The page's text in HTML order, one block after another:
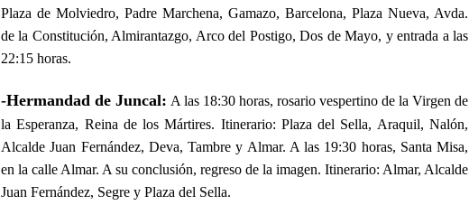
Plaza de Molviedro, Padre Marchena, Gamazo, Barcelona, Plaza Nueva, Avda.
de la Constitución, Almirantazgo, Arco del Postigo, Dos de Mayo, y entrada a las
22:15 horas.
-Hermandad de Juncal: A las 18:30 horas, rosario vespertino de la Virgen de
la Esperanza, Reina de los Mártires. Itinerario: Plaza del Sella, Araquil, Nalón,
Alcalde Juan Fernández, Deva, Tambre y Almar. A las 19:30 horas, Santa Misa,
en la calle Almar. A su conclusión, regreso de la imagen. Itinerario: Almar, Alcalde
Juan Fernández, Segre y Plaza del Sella.